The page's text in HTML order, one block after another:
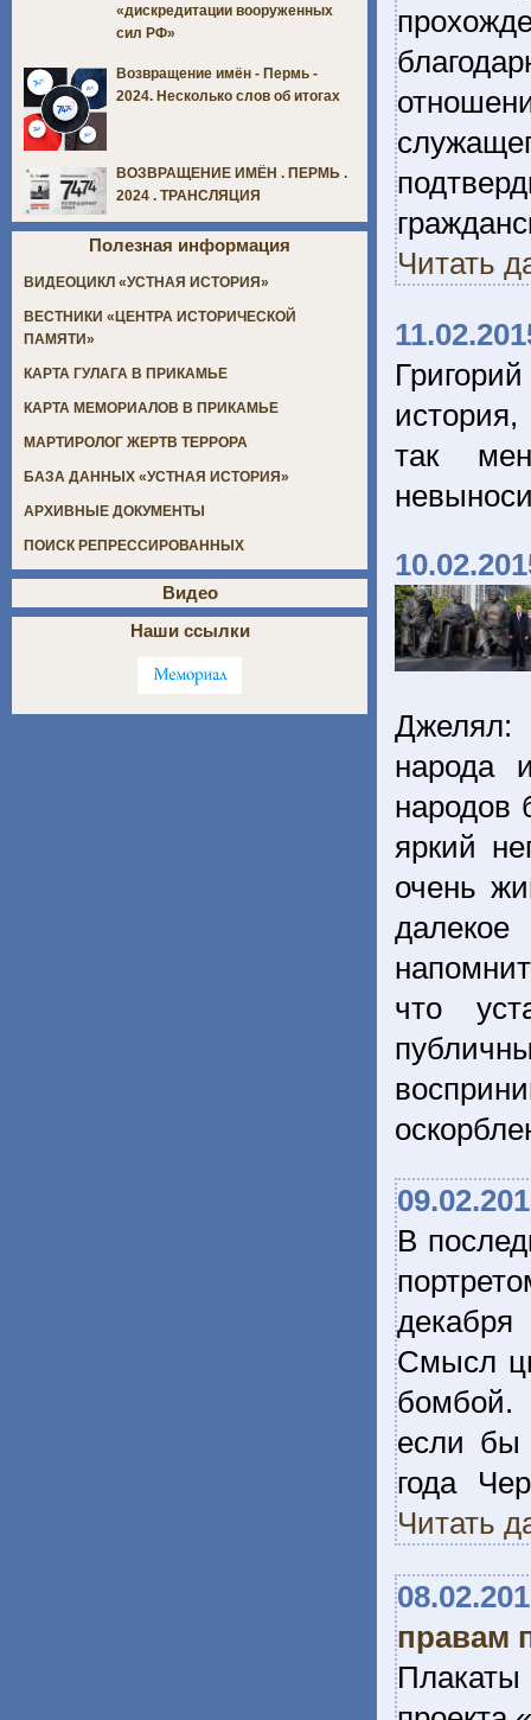
Читать
так
Джелял:
народа
народов
яркий
очень
что
В
Смысл
бомбой.
если бы
года
Читать
правам
«дискредитации вооруженных
сил РФ»
Возвращение имён - Пермь -
2024. Несколько слов об итогах
ВОЗВРАЩЕНИЕ ИМЁН . ПЕРМЬ .
2024 . ТРАНСЛЯЦИЯ
Полезная информация
ВИДЕОЦИКЛ «УСТНАЯ ИСТОРИЯ»
ВЕСТНИКИ «ЦЕНТРА ИСТОРИЧЕСКОЙ
ПАМЯТИ»
КАРТА ГУЛАГА В ПРИКАМЬЕ
КАРТА МЕМОРИАЛОВ В ПРИКАМЬЕ
МАРТИРОЛОГ ЖЕРТВ ТЕРРОРА
БАЗА ДАННЫХ «УСТНАЯ ИСТОРИЯ»
АРХИВНЫЕ ДОКУМЕНТЫ
ПОИСК РЕПРЕССИРОВАННЫХ
Видео
Наши ссылки